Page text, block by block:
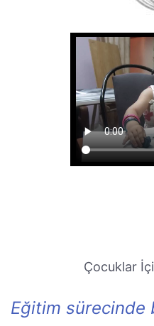
Çocuklar
Eğitim sürecinde